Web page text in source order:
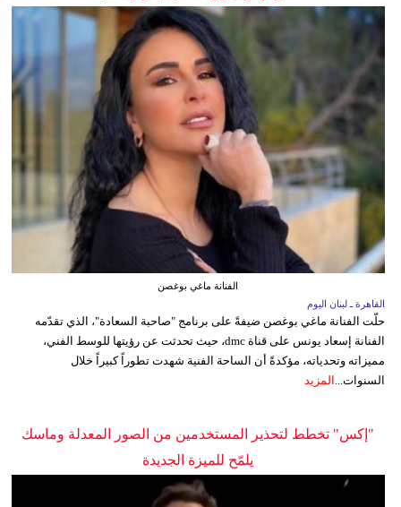
الفنانة ماغي بوغصن
القاهرة ـ لبنان اليوم
حلّت الفنانة ماغي بوغصن ضيفةً على برنامج "صاحبة السعادة"، الذي تقدّمه
الفنانة إسعاد يونس على قناة dmc، حيث تحدثت عن رؤيتها للوسط الفني،
مميزاته وتحدياته، مؤكدةً أن الساحة الفنية شهدت تطوراً كبيراً خلال
السنوات... المزيد
"إكس" تخطط لتحذير المستخدمين من الصور المعدلة وماسك
يلمّح للميزة الجديدة